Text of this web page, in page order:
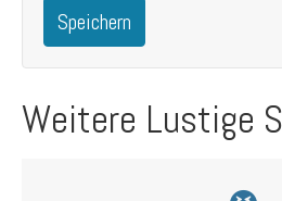
Speichern
Weitere Lustige